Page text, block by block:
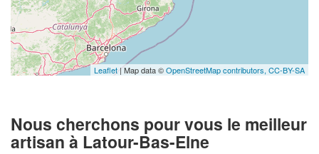
Leaflet | Map data ©OpenStreetMap contributors, CC-BY-SA
Nous cherchons pour vous le meilleur
artisan à Latour-Bas-Elne